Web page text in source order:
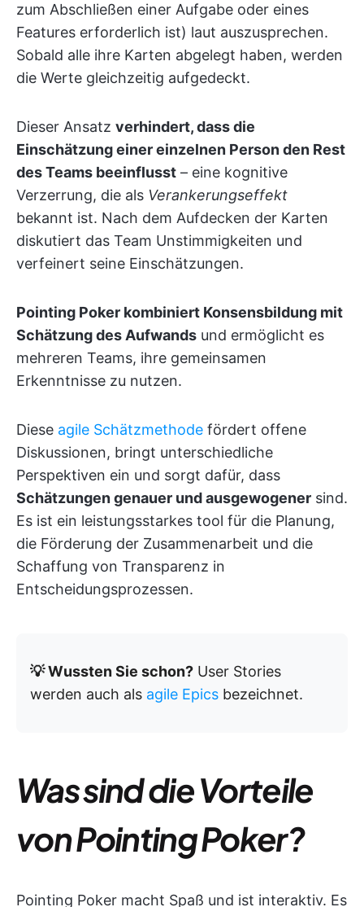
zum Abschließen einer Aufgabe oder eines
Features erforderlich ist) laut auszusprechen.
Sobald alle ihre Karten abgelegt haben, werden
die Werte gleichzeitig aufgedeckt.
Dieser Ansatz verhindert, dass die
Einschätzung einer einzelnen Person den Rest
des Teams beeinflusst – eine kognitive
Verzerrung, die als Verankerungseffekt
bekannt ist. Nach dem Aufdecken der Karten
diskutiert das Team Unstimmigkeiten und
verfeinert seine Einschätzungen.
Pointing Poker kombiniert Konsensbildung mit
Schätzung des Aufwands und ermöglicht es
mehreren Teams, ihre gemeinsamen
Erkenntnisse zu nutzen.
Diese agile Schätzmethode fördert offene
Diskussionen, bringt unterschiedliche
Perspektiven ein und sorgt dafür, dass
Schätzungen genauer und ausgewogener sind.
Es ist ein leistungsstarkes tool für die Planung,
die Förderung der Zusammenarbeit und die
Schaffung von Transparenz in
Entscheidungsprozessen.
💡 Wussten Sie schon? User Stories
werden auch als agile Epics bezeichnet.
Was sind die Vorteile
von Pointing Poker?
Pointing Poker macht Spaß und ist interaktiv. Es